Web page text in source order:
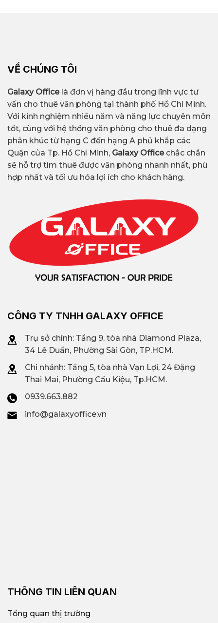
VỀ CHÚNG TÔI
Galaxy Officelà đơn vị hàng đầu trong lĩnh vực tư
vấn cho thuê văn phòng tại thành phố Hồ Chí Minh.
Với kinh nghiệm nhiều năm và năng lực chuyên môn
tốt, cùng với hệ thống văn phòng cho thuê đa dạng
phân khúc từ hạng C đến hạng A phủ khắp các
Quận của Tp. Hồ Chí Minh, Galaxy Office chắc chắn
sẽ hỗ trợ tìm thuê được văn phòng nhanh nhất, phù
hợp nhất và tối ưu hóa lợi ích cho khách hàng.
CÔNG TY TNHH GALAXY OFFICE
Trụ sở chính: Tầng 9, tòa nhà Diamond Plaza,
34 Lê Duẩn, Phường Sài Gòn, TP.HCM.
Chi nhánh: Tầng 5, tòa nhà Vạn Lợi, 24 Đặng
Thai Mai, Phường Cầu Kiệu, Tp.HCM.
0939.663.882
info@galaxyoffice.vn
THÔNG TIN LIÊN QUAN
Tổng quan thị trường